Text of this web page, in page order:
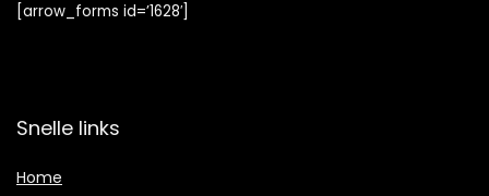
[arrow_forms id=’1628′]
Snelle links
Home